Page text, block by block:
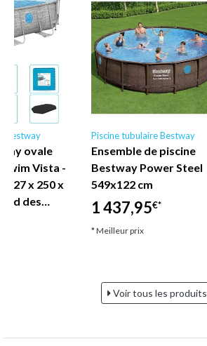
Bestway
ovale
Vista -
427 x 250 x
des…
Piscine tubulaire Bestway
Ensemble de piscine
Bestway Power Steel
549x122 cm
1 437,95€*
* Meilleur prix
Voir tous les produits